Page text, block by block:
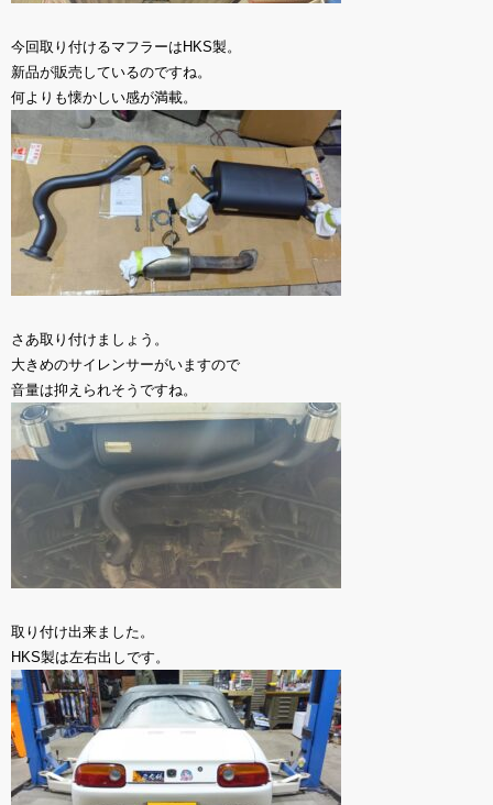
今回取り付けるマフラーはHKS製。
新品が販売しているのですね。
何よりも懐かしい感が満載。
さあ取り付けましょう。
大きめのサイレンサーがいますので
音量は抑えられそうですね。
取り付け出来ました。
HKS製は左右出しです。